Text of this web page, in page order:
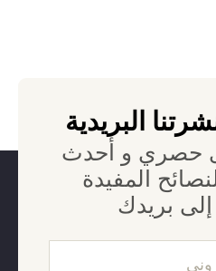
البريدية
حصري و أحدث
المفيدة
بريدك